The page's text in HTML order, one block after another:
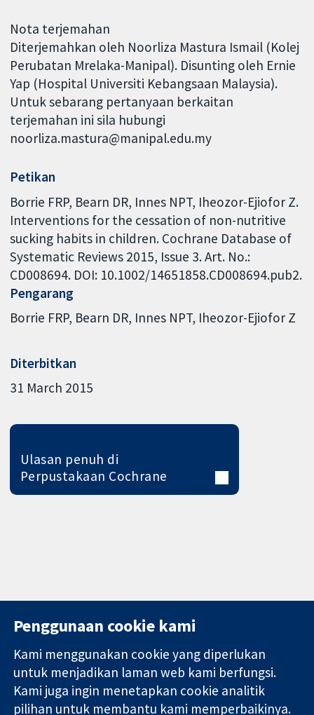
Nota terjemahan
Diterjemahkan oleh Noorliza Mastura Ismail (Kolej
Perubatan Mrelaka-Manipal). Disunting oleh Ernie
Yap (Hospital Universiti Kebangsaan Malaysia).
Untuk sebarang pertanyaan berkaitan
terjemahan ini sila hubungi
noorliza.mastura@manipal.edu.my
Petikan
Borrie FRP, Bearn DR, Innes NPT, Iheozor-Ejiofor Z.
Interventions for the cessation of non-nutritive
sucking habits in children. Cochrane Database of
Systematic Reviews 2015, Issue 3. Art. No.:
CD008694. DOI: 10.1002/14651858.CD008694.pub2.
Pengarang
Borrie FRP Bearn DR Innes NPT Iheozor-Ejiofor Z
Diterbitkan
31 March 2015
Ulasan penuh di
Perpustakaan Cochrane
Bukti yang
dipercayai.
11-13 Cavendish
Square
London
W1G 0AN
Hubungi kita
Berita
Pejabat
akhbar
Penggunaan cookie kami
Kami menggunakan cookie yang diperlukan
untuk menjadikan laman web kami berfungsi.
Kami juga ingin menetapkan cookie analitik
pilihan untuk membantu kami memperbaikinya.